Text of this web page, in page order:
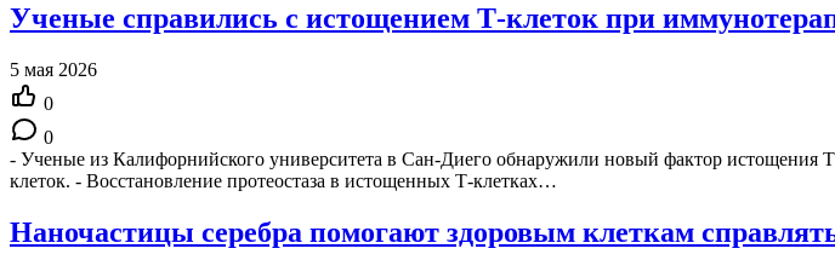
Ученые справились с истощением Т-клеток при
5 мая 2026
0
0
- Ученые из Калифорнийского университета в Сан-Диего обнаружили новый фактор истощения
клеток. - Восстановление протеостаза в истощенных Т-клетках…
Наночастицы серебра помогают здоровым клеткам